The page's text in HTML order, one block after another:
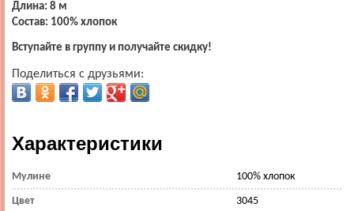
Длина: 8 м
Состав: 100% хлопок
Вступайте в группу и получайте скидку!
Поделиться с друзьями:
Характеристики
Мулине 100% хлопок
Цвет 3045